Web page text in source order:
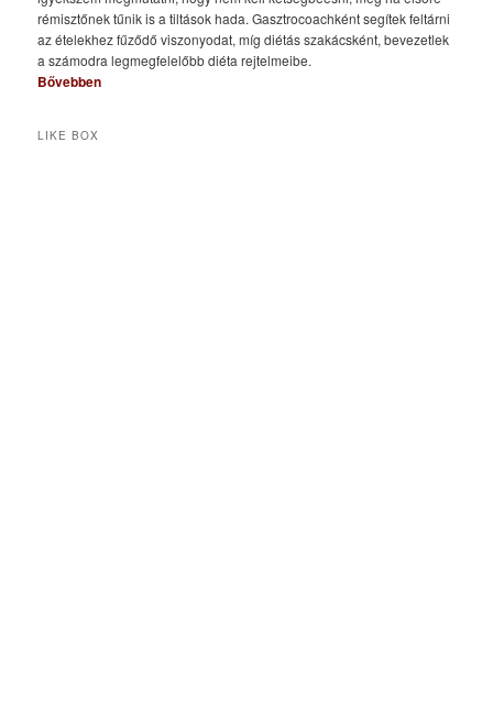
rémisztőnek tűnik is a tiltások hada. Gasztrocoachként segítek feltárni
az ételekhez fűződő viszonyodat, míg diétás szakácsként, bevezetlek
a számodra legmegfelelőbb diéta rejtelmeibe.
Bővebben
LIKE BOX